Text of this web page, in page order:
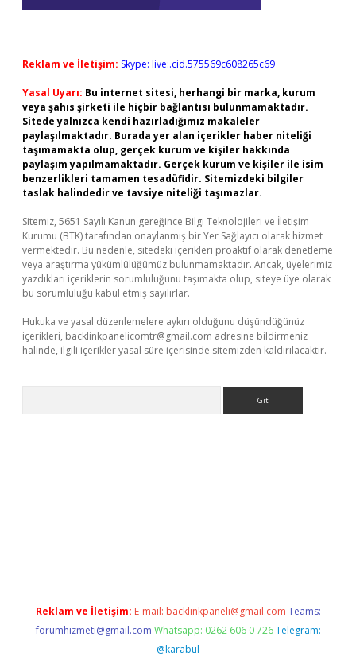
Reklam ve İletişim: Skype: live:.cid.575569c608265c69
Yasal Uyarı: Bu internet sitesi, herhangi bir marka, kurum
veya şahıs şirketi ile hiçbir bağlantısı bulunmamaktadır.
Sitede yalnızca kendi hazırladığımız makaleler
paylaşılmaktadır. Burada yer alan içerikler haber niteliği
taşımamakta olup, gerçek kurum ve kişiler hakkında
paylaşım yapılmamaktadır. Gerçek kurum ve kişiler ile isim
benzerlikleri tamamen tesadüfidir. Sitemizdeki bilgiler
taslak halindedir ve tavsiye niteliği taşımazlar.
Sitemiz, 5651 Sayılı Kanun gereğince Bilgi Teknolojileri ve İletişim
Kurumu (BTK) tarafından onaylanmış bir Yer Sağlayıcı olarak hizmet
vermektedir. Bu nedenle, sitedeki içerikleri proaktif olarak denetleme
veya araştırma yükümlülüğümüz bulunmamaktadır. Ancak, üyelerimiz
yazdıkları içeriklerin sorumluluğunu taşımakta olup, siteye üye olarak
bu sorumluluğu kabul etmiş sayılırlar.
Hukuka ve yasal düzenlemelere aykırı olduğunu düşündüğünüz
içerikleri, backlinkpanelicomtr@gmail.com adresine bildirmeniz
halinde, ilgili içerikler yasal süre içerisinde sitemizden kaldırılacaktır.
Reklam ve İletişim: E-mail: backlinkpaneli@gmail.com Teams:
forumhizmeti@gmail.com Whatsapp: 0262 606 0 726 Telegram:
@karabul